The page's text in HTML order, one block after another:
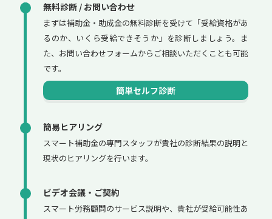
無料診断 / お問い合わせ
まずは補助金・助成金の無料診断を受けて「受給資格があ
るのか、いくら受給できそうか」を診断しましょう。ま
た、お問い合わせフォームからご相談いただくことも可能
です。
簡単セルフ診断
簡易ヒアリング
スマート補助金の専門スタッフが貴社の診断結果の説明と
現状のヒアリングを行います。
ビデオ会議・ご契約
スマート労務顧問のサービス説明や、貴社が受給可能性あ